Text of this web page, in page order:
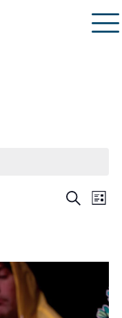
Recherche
et
de
Liste